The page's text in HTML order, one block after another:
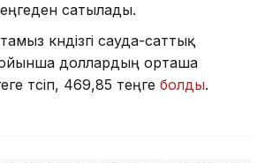
сатылады.
күндізгі сауда-саттық
доллардың орташа
түсіп, 469,85 теңге болды.